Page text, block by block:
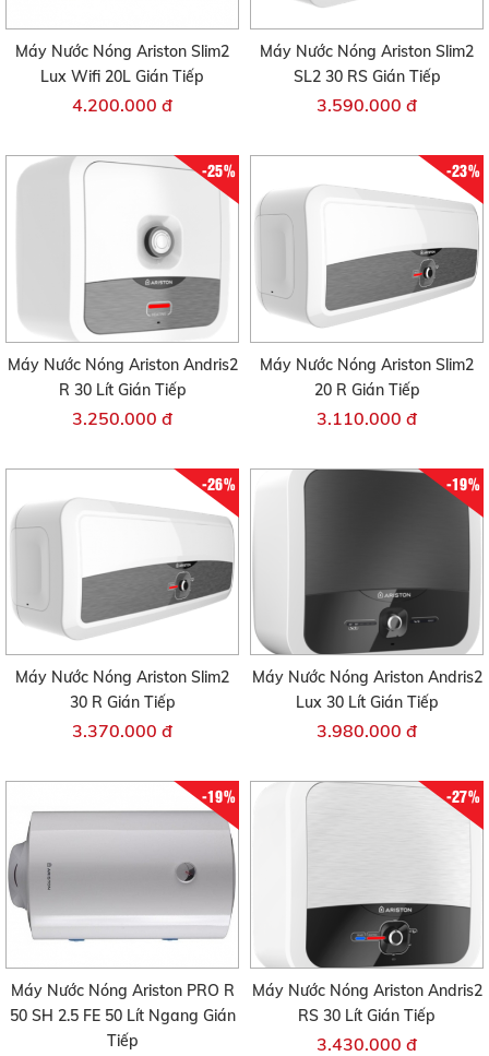
Máy Nước Nóng Ariston Slim2
Lux Wifi 20L Gián Tiếp
4.200.000 đ
Máy Nước Nóng Ariston Slim2
SL2 30 RS Gián Tiếp
3.590.000 đ
-25%
Máy Nước Nóng Ariston Andris2
R 30 Lít Gián Tiếp
3.250.000 đ
-23%
Máy Nước Nóng Ariston Slim2
20 R Gián Tiếp
3.110.000 đ
-26%
Máy Nước Nóng Ariston Slim2
30 R Gián Tiếp
3.370.000 đ
-19%
Máy Nước Nóng Ariston Andris2
Lux 30 Lít Gián Tiếp
3.980.000 đ
-19%
Máy Nước Nóng Ariston PRO R
50 SH 2.5 FE 50 Lít Ngang Gián
Tiếp
-27%
Máy Nước Nóng Ariston Andris2
RS 30 Lít Gián Tiếp
3.430.000 đ